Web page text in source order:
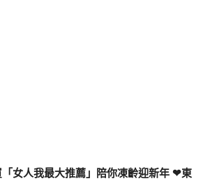
女人我最大推薦」陪你凍齡迎新年 ❤東